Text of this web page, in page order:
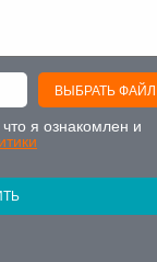
ВЫБРАТЬ ФАЙЛ
я ознакомлен и